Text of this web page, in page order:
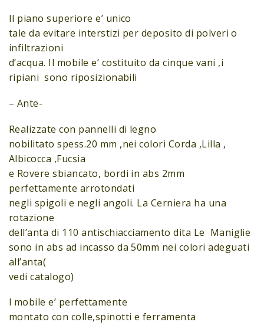
Il piano superiore e’ unico
tale da evitare interstizi per deposito di polveri o
infiltrazioni
d’acqua. Il mobile e’ costituito da cinque vani ,i
ripiani sono riposizionabili
– Ante-
Realizzate con pannelli di legno
nobilitato spess.20 mm ,nei colori Corda ,Lilla ,
Albicocca ,Fucsia
e Rovere sbiancato, bordi in abs 2mm
perfettamente arrotondati
negli spigoli e negli angoli. La Cerniera ha una
rotazione
dell’anta di 110 antischiacciamento dita Le Maniglie
sono in abs ad incasso da 50mm nei colori adeguati
all’anta(
vedi catalogo)
l mobile e’ perfettamente
montato con colle,spinotti e ferramenta